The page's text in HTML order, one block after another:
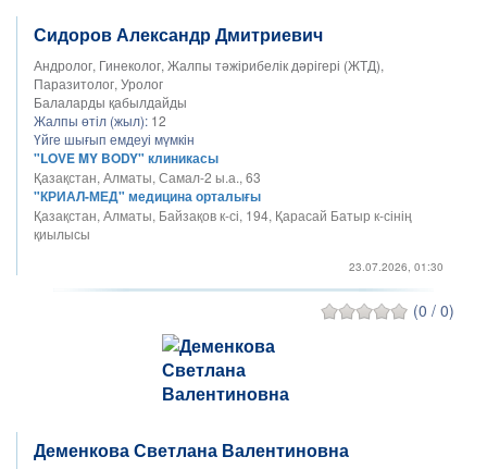
Сидоров Александр Дмитриевич
Андролог, Гинеколог, Жалпы тәжірибелік дәрігері (ЖТД),
Паразитолог, Уролог
Балаларды қабылдайды
Жалпы өтіл (жыл): 12
Үйге шығып емдеуі мүмкін
"LOVE MY BODY" клиникасы
Қазақстан, Алматы, Самал-2 ы.а., 63
"КРИАЛ-МЕД" медицина орталығы
Қазақстан, Алматы, Байзақов к-сі, 194, Қарасай Батыр к-сінің
қиылысы
23.07.2026, 01:30
(0 / 0)
Деменкова Светлана Валентиновна